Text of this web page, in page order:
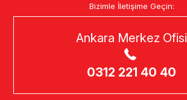
Bizimle İletişime Geçin:
Ankara Merkez Ofisi
0312 221 40 40